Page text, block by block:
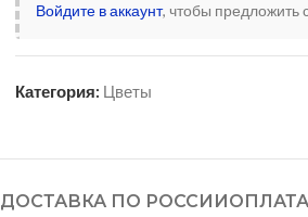
Войдите в аккаунт, чтобы предложить
Категория: Цветы
ДОСТАВКА ПО РОССИИ ОПЛАТА